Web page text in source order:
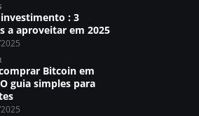
: 3
a aproveitar em 2025
Bitcoin em
guia simples para